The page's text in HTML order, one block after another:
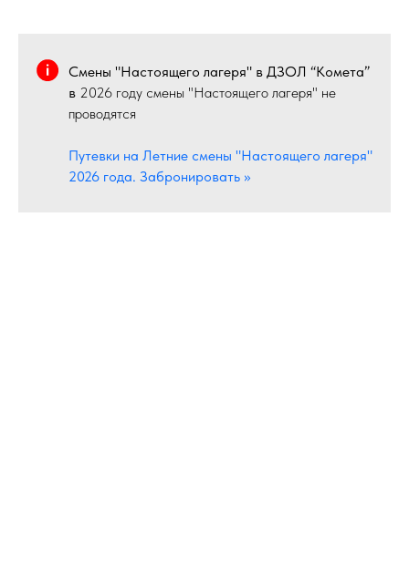
Смены "Настоящего лагеря" в ДЗОЛ “Комета”
в 2026 году смены "Настоящего лагеря" не
проводятся
Путевки на Летние смены "Настоящего лагеря"
2026 года. Забронировать >>